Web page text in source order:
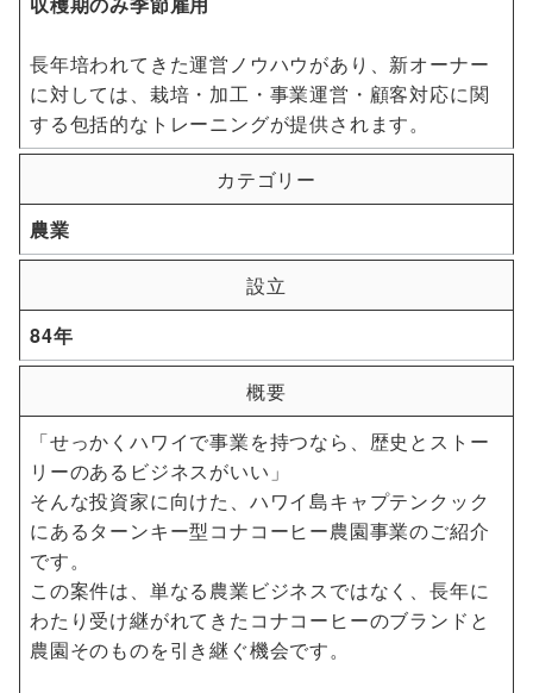
長年培われてきた運営ノウハウがあり、新オーナー
に対しては、栽培・加工・事業運営・顧客対応に関
する包括的なトレーニングが提供されます。
カテゴリー
農業
設立
84年
概要
「せっかくハワイで事業を持つなら、歴史とストー
リーのあるビジネスがいい」
そんな投資家に向けた、ハワイ島キャプテンクック
にあるターンキー型コナコーヒー農園事業のご紹介
です。
この案件は、単なる農業ビジネスではなく、長年に
わたり受け継がれてきたコナコーヒーのブランドと
農園そのものを引き継ぐ機会です。